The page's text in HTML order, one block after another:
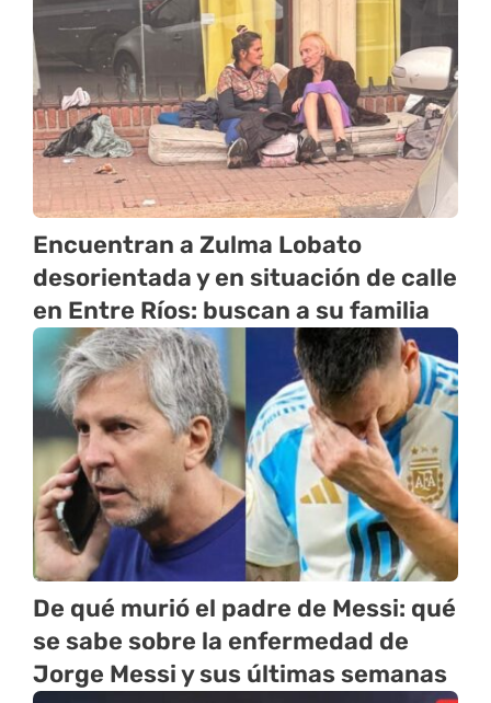
Encuentran a Zulma Lobato
desorientada y en situación de calle
en Entre Ríos: buscan a su familia
De qué murió el padre de Messi: qué
se sabe sobre la enfermedad de
Jorge Messi y sus últimas semanas